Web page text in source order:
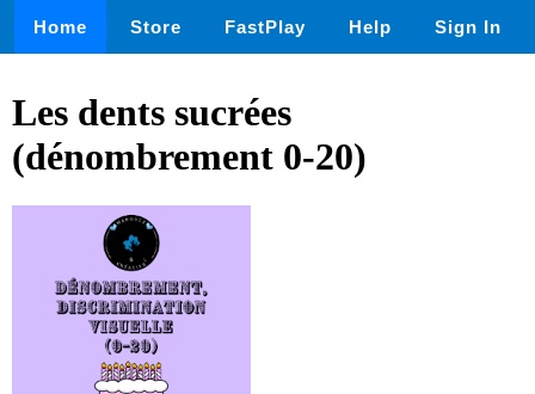
Home Store FastPlay Help Sign In
Les dents sucrées
(dénombrement 0-20)